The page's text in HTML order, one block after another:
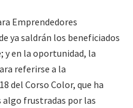
Emprendedores
ya saldrán los beneficiados
y en la oportunidad, la
referirse a la
del Corso Color, que ha
algo frustradas por las